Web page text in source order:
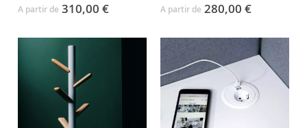
A partir de 310,00 € A partir de 280,00 €